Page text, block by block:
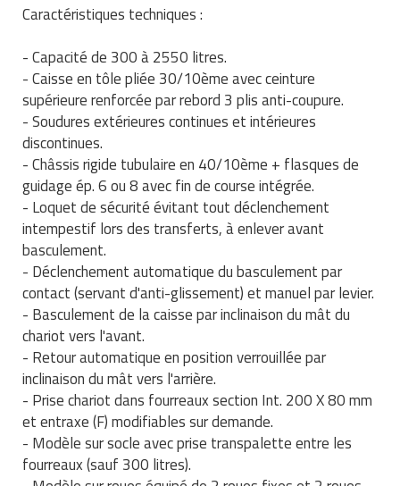
Loisirs
Matériel de fitness
Matériel de musculation
Vêtement sportif
Robinetterie professionnelle
Rôtisserie professionnelle
Sautause professionnelle
Table de cuisson professionnelle
Tables de préparation réfrigérées
Ustensile de cuisine
Vaisselle restaurant
Vitrines réfrigérées
Caractéristiques techniques :
- Capacité de 300 à 2550 litres.
- Caisse en tôle pliée 30/10ème avec ceinture
supérieure renforcée par rebord 3 plis anti-coupure.
- Soudures extérieures continues et intérieures
discontinues.
- Châssis rigide tubulaire en 40/10ème + flasques de
guidage ép. 6 ou 8 avec fin de course intégrée.
- Loquet de sécurité évitant tout déclenchement
intempestif lors des transferts, à enlever avant
basculement.
- Déclenchement automatique du basculement par
contact (servant d'anti-glissement) et manuel par levier.
- Basculement de la caisse par inclinaison du mât du
chariot vers l'avant.
- Retour automatique en position verrouillée par
inclinaison du mât vers l'arrière.
- Prise chariot dans fourreaux section Int. 200 X 80 mm
et entraxe (F) modifiables sur demande.
- Modèle sur socle avec prise transpalette entre les
fourreaux (sauf 300 litres).